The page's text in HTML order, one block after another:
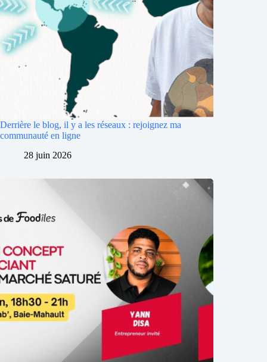
Derrière le blog, il y a les réseaux : rejoignez ma
communauté en ligne
28 juin 2026